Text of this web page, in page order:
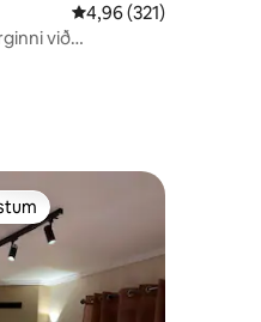
4,96 af 5 í
4,96 (321)
við
gestum